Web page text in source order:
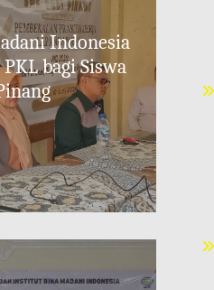
Indonesia
bagi Siswa